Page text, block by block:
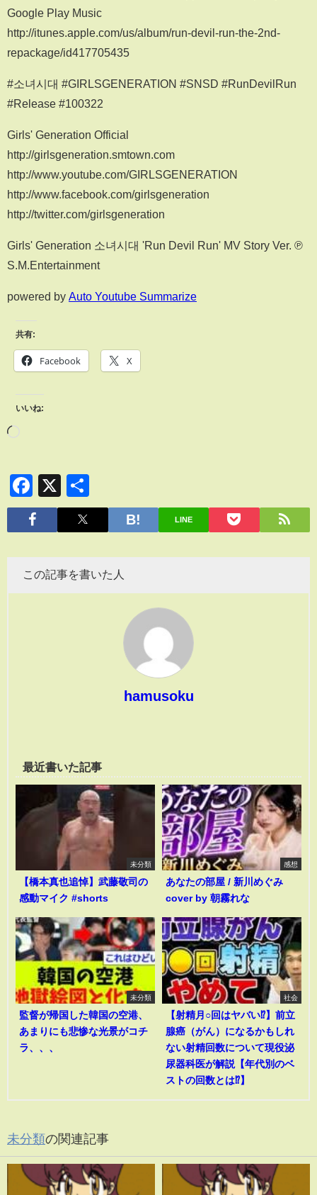
Google Play Music
http://itunes.apple.com/us/album/run-devil-run-the-2nd-
repackage/id417705435
#소녀시대 #GIRLSGENERATION #SNSD #RunDevilRun
#Release #100322
Girls' Generation Official
http://girlsgeneration.smtown.com
http://www.youtube.com/GIRLSGENERATION
http://www.facebook.com/girlsgeneration
http://twitter.com/girlsgeneration
Girls' Generation 소녀시대 'Run Devil Run' MV Story Ver. ℗
S.M.Entertainment
powered by Auto Youtube Summarize
共有:
Facebook X
いいね:
Facebook
X
有
LINE
この記事を書いた人
hamusoku
最近書いた記事
未分類
【橋本真也追悼】武藤敬司の
感動マイク #shorts
感想
あなたの部屋 / 新川めぐみ
cover by 朝霧れな
未分類
監督が帰国した韓国の空港、
あまりにも悲惨な光景がコチ
ラ、、、
社会
【射精月○回はヤバい⁉︎】前立
腺癌（がん）になるかもしれ
ない射精回数について現役泌
尿器科医が解説【年代別のベ
ストの回数とは⁉︎】
未分類の関連記事